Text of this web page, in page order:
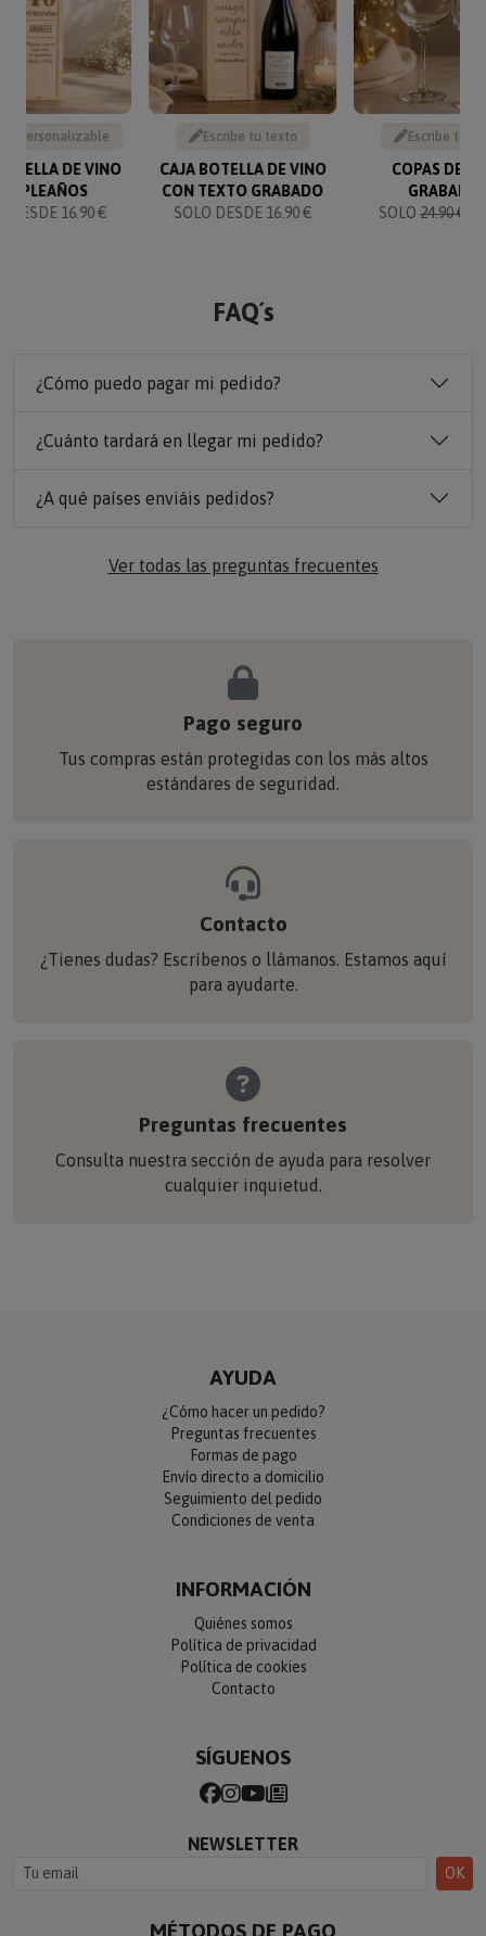
personalizable
DE VINO
DESDE 16.90 €
Escribe tu texto
CAJA BOTELLA DE VINO
CON TEXTO GRABADO
SOLO DESDE 16.90 €
Escribe tu
COPAS DE
SOLO24.90 €
FAQ´s
¿Cómo puedo pagar mi pedido?
¿Cuánto tardará en llegar mi pedido?
¿A qué países enviáis pedidos?
Ver todas las preguntas frecuentes
Pago seguro
Tus compras están protegidas con los más altos
estándares de seguridad.
Contacto
¿Tienes dudas? Escríbenos o llámanos. Estamos aquí
para ayudarte.
Preguntas frecuentes
Consulta nuestra sección de ayuda para resolver
cualquier inquietud.
AYUDA
¿Cómo hacer un pedido?
Preguntas frecuentes
Formas de pago
Envío directo a domicilio
Seguimiento del pedido
Condiciones de venta
INFORMACIÓN
Quiénes somos
Política de privacidad
Política de cookies
Contacto
SÍGUENOS
NEWSLETTER
OK
MÉTODOS DE PAGO